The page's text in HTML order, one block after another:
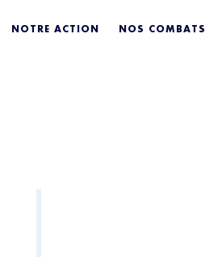
NOTRE ACTION NOS COMBATS